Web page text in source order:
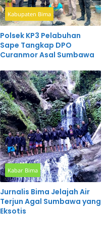
Kabupaten Bima
Polsek KP3 Pelabuhan
Sape Tangkap DPO
Curanmor Asal Sumbawa
Kabar Bima
Jurnalis Bima Jelajah Air
Terjun Agal Sumbawa yang
Eksotis